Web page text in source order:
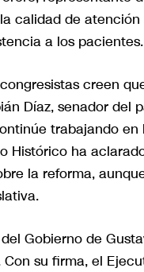
calidad de
a los pacientes.
creen
Díaz, senador del
trabajando
Histórico ha
la reforma,
Gobierno de
su firma, el